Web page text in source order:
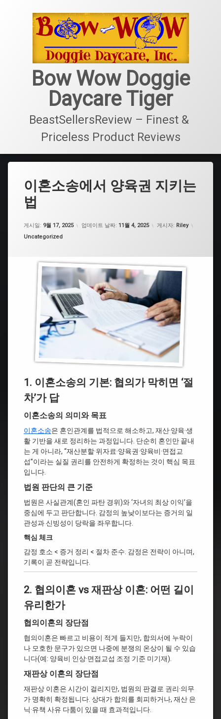
Bow Wow Doggie
Daycare Tiger
BeastSellersReview – Finest &
Priceless Product Reviews
이혼소송에서 양육권 지키는
법
게시일: 9월 17, 2025 업데이트 날짜: 11월 4, 2025 게시자: Riley
카테고리:
Uncategorized
1. 이혼소송의 기본: 협의가 막히면 ‘절
차’가 답
이혼소송의 의미와 목표
이혼소송은 혼인관계를 법적으로 해소하고, 재산·양육·생
활 기반을 새로 정리하는 과정입니다. 단순히 혼인만 끝내
는 게 아니라, “재산분할·위자료·양육권·양육비·면접교
섭”이라는 실질 권리를 안전하게 확정하는 것이 핵심 목표
입니다.
법원 판단의 큰 기준
법원은 사실관계(혼인 파탄 경위)와 ‘자녀의 최상 이익’을
중심에 두고 판단합니다. 감정의 높낮이보다는 증거의 일
관성과 신빙성이 당락을 좌우합니다.
핵심 체크
감정 호소 < 증거 정리 < 절차 준수. 감정은 전략이 아니며,
기록이 곧 전략입니다.
2. 협의이혼 vs 재판상 이혼: 어떤 길이
유리한가
협의이혼의 장단점
협의이혼은 빠르고 비용이 적게 들지만, 합의서에 누락이
나 모호한 문구가 있으면 나중에 분쟁의 온상이 될 수 있습
니다(예: 양육비 인상·면접교섭 조정 기준 미기재).
재판상 이혼의 장단점
재판상 이혼은 시간이 걸리지만, 법원의 판결로 권리·의무
가 명확히 확정됩니다. 상대가 합의를 회피하거나, 재산 은
닉·유책 사유 다툼이 있을 때 효과적입니다.